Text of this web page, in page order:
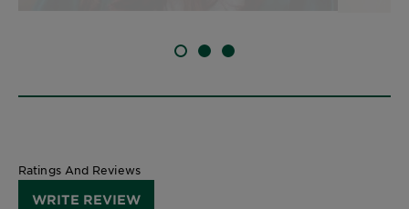
SLIDE 1
SLIDE 2SLIDE 3
Ratings And Reviews
WRITE REVIEW